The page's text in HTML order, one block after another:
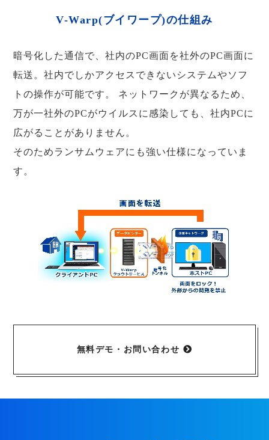
V-Warp(ブイワープ)の仕組み
暗号化した通信で、社内のPC画面を社外のPC画面に
転送。社内でしかアクセスできないシステムやソフ
トの操作が可能です。
ネットワークが異なるため、
万が一社外のPCがウイルスに感染しても、社内PCに
広がることがありません。
そのためランサムウェアにも強い仕様になっていま
す。
無料デモ・お問い合わせ